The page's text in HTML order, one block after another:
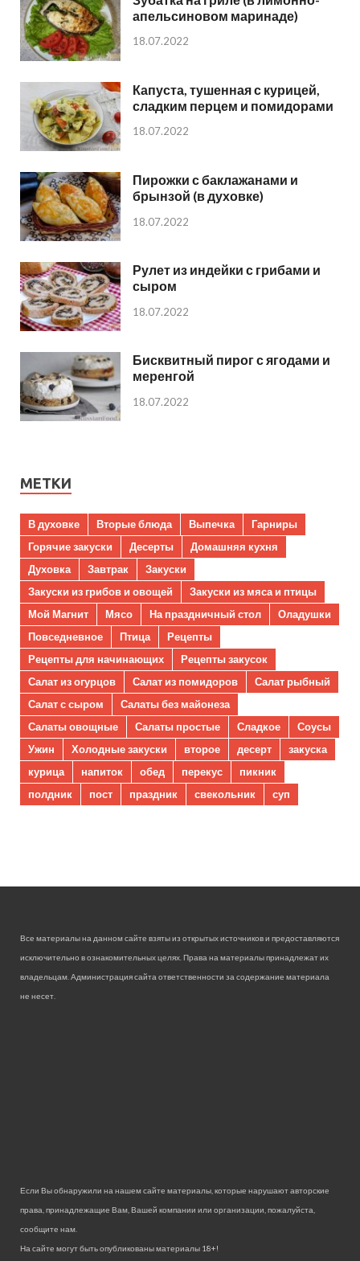
апельсиновом маринаде)
18.07.2022
Капуста, тушенная с курицей,
сладким перцем и помидорами
18.07.2022
Пирожки с баклажанами и
брынзой (в духовке)
18.07.2022
Рулет из индейки с грибами и
сыром
18.07.2022
Бисквитный пирог с ягодами и
меренгой
18.07.2022
МЕТКИ
В духовке Вторые блюда Выпечка
Гарниры
Горячие закуски
Десерты
Домашняя кухня
Духовка
Завтрак
Закуски
Закуски из грибов и овощей
Закуски из мяса и птицы
Мой Магнит
Мясо На праздничный стол
Оладушки
Повседневное
Птица
Рецепты
Рецепты для начинающих
Рецепты закусок
Салат из огурцов
Салат из помидоров
Салат рыбный
Салат с сыром
Салаты без майонеза
Салаты овощные
Салаты простые Сладкое
Соусы
Ужин
Холодные закуски второе десерт
закуска
курица
напиток обед перекус
пикник
полдник
пост праздник свекольник суп
Все материалы на данном сайте взяты из открытых источников и предоставляются
исключительно в ознакомительных целях. Права на материалы принадлежат их
владельцам. Администрация сайта ответственности за содержание материала
не несет.
Если Вы обнаружили на нашем сайте материалы, которые нарушают авторские
права, принадлежащие Вам, Вашей компании или организации, пожалуйста,
сообщите нам.
На сайте могут быть опубликованы материалы 18+!